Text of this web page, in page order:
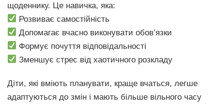
щоденнику. Це навичка, яка:
Розвиває самостійність
Допомагає вчасно виконувати обов’язки
Формує почуття відповідальності
Зменшує стрес від хаотичного розкладу
Діти, які вміють планувати, краще вчаться, легше
адаптуються до змін і мають більше вільного часу